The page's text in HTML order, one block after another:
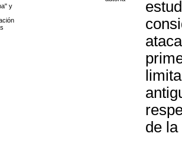
y
de la